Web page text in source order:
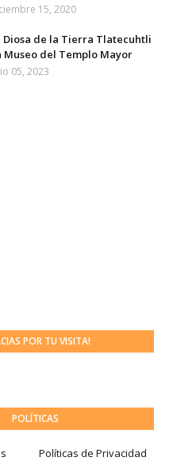
15, 2020
Diosa de la Tierra Tlatecuhtli
Museo del Templo Mayor
05, 2023
POR TU VISITA!
POLÍTICAS
Políticas de Privacidad